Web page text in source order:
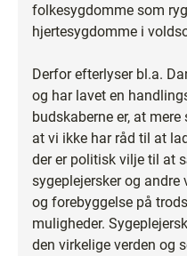
folkesygdomme som
hjertesygdomme i
Derfor efterlyser bl.a.
og har lavet en
budskaberne er, at
at vi ikke har råd til at
der er politisk vilje til at
sygeplejersker og
og forebyggelse på
muligheder.
den virkelige verden og